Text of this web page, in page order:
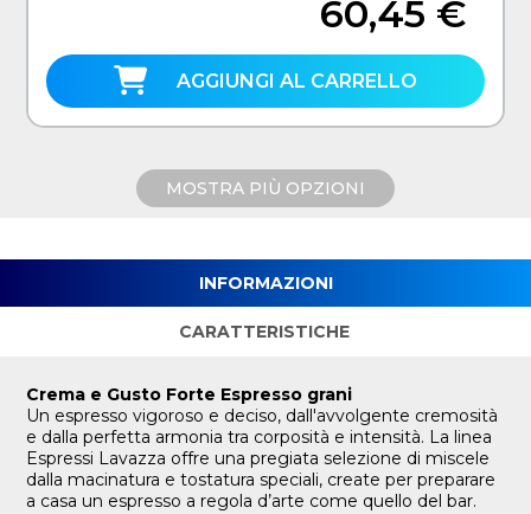
60,45 €
AGGIUNGI AL CARRELLO
MOSTRA PIÙ OPZIONI
INFORMAZIONI
CARATTERISTICHE
Crema e Gusto Forte Espresso grani
Un espresso vigoroso e deciso, dall'avvolgente cremosità
e dalla perfetta armonia tra corposità e intensità. La linea
Espressi Lavazza offre una pregiata selezione di miscele
dalla macinatura e tostatura speciali, create per preparare
a casa un espresso a regola d’arte come quello del bar.